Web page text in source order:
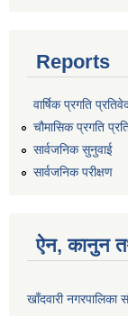
Reports
वार्षिक प्रगति
चौमासिक प्रगति
सार्वजनिक सुनुवाई
सार्वजनिक परीक्षण
ऐन, कानुन
खाँदवारी